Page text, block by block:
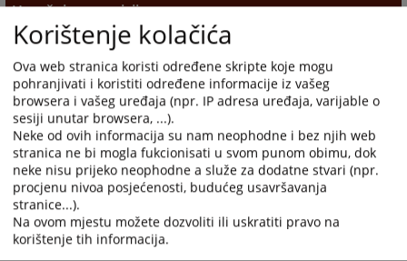
Pozivi
Sudski vještaci i tumači
Pravna pomoć
Raspored suđenja
Upražnjene pozicije
Opće informacije
Objavljene pozicije
Korištenje kolačića
Ova web stranica koristi određene skripte koje mogu
pohranjivati i koristiti određene informacije iz vašeg
browsera i vašeg uređaja (npr. IP adresa uređaja, varijable o
sesiji unutar browsera, ...).
Neke od ovih informacija su nam neophodne i bez njih web
stranica ne bi mogla fukcionisati u svom punom obimu, dok
neke nisu prijeko neophodne a služe za dodatne stvari (npr.
procjenu nivoa posjećenosti, budućeg usavršavanja
stranice...).
Na ovom mjestu možete dozvoliti ili uskratiti pravo na
korištenje tih informacija.